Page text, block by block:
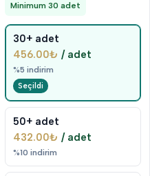
Minimum 30 adet
30+ adet
456.00₺ / adet
%5 indirim
50+ adet
432.00₺ / adet
%10 indirim